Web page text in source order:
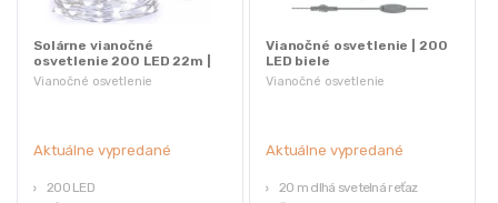
Vianočné osvetlenie
Solárne vianočné
osvetlenie 200 LED 22m |
studená biela
Aktuálne vypredané
200 LED
Vianočné osvetlenie
Vianočné osvetlenie | 200
LED biele
Aktuálne vypredané
20 m dlhá svetelná reťaz